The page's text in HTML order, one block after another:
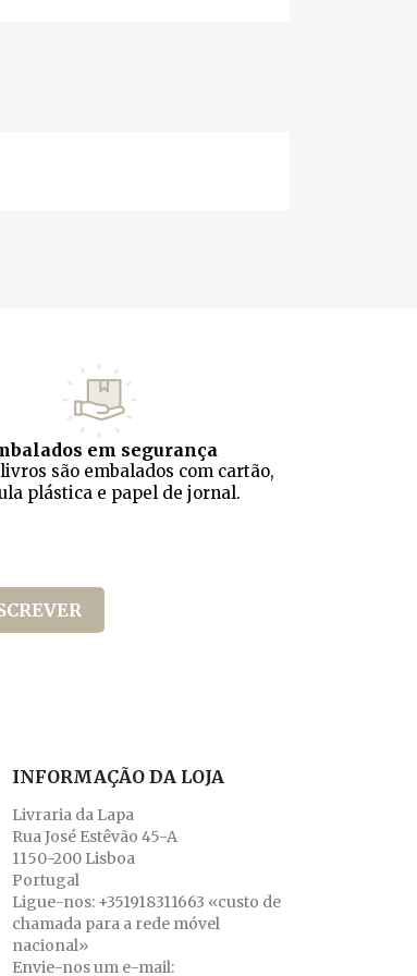
em segurança
são embalados com cartão,
plástica e papel de jornal.
INFORMAÇÃO DA LOJA
Livraria da Lapa
Rua José Estêvão 45-A
1150-200 Lisboa
Portugal
Ligue-nos: +351918311663 «custo de
chamada para a rede móvel
nacional»
Envie-nos um e-mail: